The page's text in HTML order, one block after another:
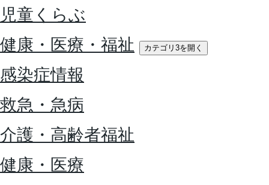
児童くらぶ
健康・医療・福祉
カテゴリ3を開く
感染症情報
救急・急病
介護・高齢者福祉
健康・医療